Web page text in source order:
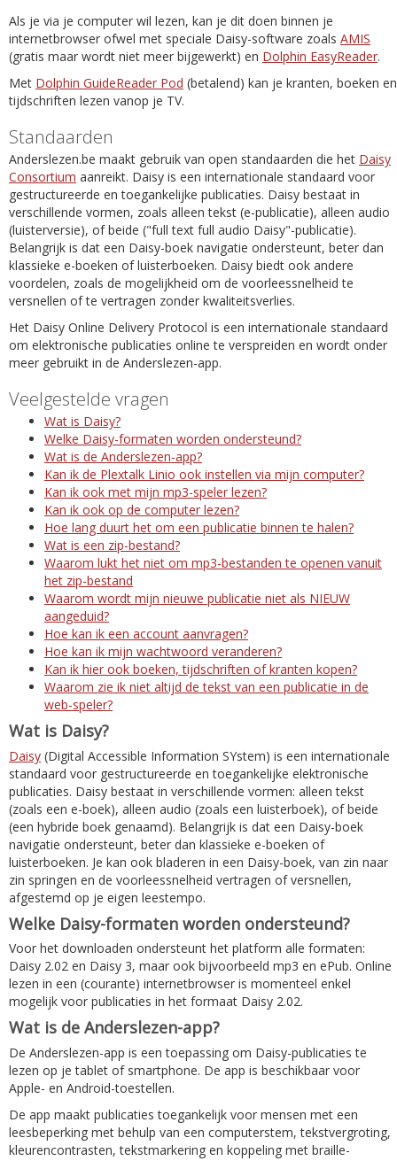
Als je via je computer wil lezen, kan je dit doen binnen je
internetbrowser ofwel met speciale Daisy-software zoals AMIS
(gratis maar wordt niet meer bijgewerkt) en Dolphin EasyReader.
Met Dolphin GuideReader Pod (betalend) kan je kranten, boeken en
tijdschriften lezen vanop je TV.
Standaarden
Anderslezen.be maakt gebruik van open standaarden die het Daisy
Consortium aanreikt. Daisy is een internationale standaard voor
gestructureerde en toegankelijke publicaties. Daisy bestaat in
verschillende vormen, zoals alleen tekst (e-publicatie), alleen audio
(luisterversie), of beide ("full text full audio Daisy"-publicatie).
Belangrijk is dat een Daisy-boek navigatie ondersteunt, beter dan
klassieke e-boeken of luisterboeken. Daisy biedt ook andere
voordelen, zoals de mogelijkheid om de voorleessnelheid te
versnellen of te vertragen zonder kwaliteitsverlies.
Het Daisy Online Delivery Protocol is een internationale standaard
om elektronische publicaties online te verspreiden en wordt onder
meer gebruikt in de Anderslezen-app.
Veelgestelde vragen
Wat is Daisy?
Welke Daisy-formaten worden ondersteund?
Wat is de Anderslezen-app?
Kan ik de Plextalk Linio ook instellen via mijn computer?
Kan ik ook met mijn mp3-speler lezen?
Kan ik ook op de computer lezen?
Hoe lang duurt het om een publicatie binnen te halen?
Wat is een zip-bestand?
Waarom lukt het niet om mp3-bestanden te openen vanuit
het zip-bestand
Waarom wordt mijn nieuwe publicatie niet als NIEUW
aangeduid?
Hoe kan ik een account aanvragen?
Hoe kan ik mijn wachtwoord veranderen?
Kan ik hier ook boeken, tijdschriften of kranten kopen?
Waarom zie ik niet altijd de tekst van een publicatie in de
web-speler?
Wat is Daisy?
Daisy (Digital Accessible Information SYstem) is een internationale
standaard voor gestructureerde en toegankelijke elektronische
publicaties. Daisy bestaat in verschillende vormen: alleen tekst
(zoals een e-boek), alleen audio (zoals een luisterboek), of beide
(een hybride boek genaamd). Belangrijk is dat een Daisy-boek
navigatie ondersteunt, beter dan klassieke e-boeken of
luisterboeken. Je kan ook bladeren in een Daisy-boek, van zin naar
zin springen en de voorleessnelheid vertragen of versnellen,
afgestemd op je eigen leestempo.
Welke Daisy-formaten worden ondersteund?
Voor het downloaden ondersteunt het platform alle formaten:
Daisy 2.02 en Daisy 3, maar ook bijvoorbeeld mp3 en ePub. Online
lezen in een (courante) internetbrowser is momenteel enkel
mogelijk voor publicaties in het formaat Daisy 2.02.
Wat is de Anderslezen-app?
De Anderslezen-app is een toepassing om Daisy-publicaties te
lezen op je tablet of smartphone. De app is beschikbaar voor
Apple- en Android-toestellen.
De app maakt publicaties toegankelijk voor mensen met een
leesbeperking met behulp van een computerstem, tekstvergroting,
kleurencontrasten, tekstmarkering en koppeling met braille-